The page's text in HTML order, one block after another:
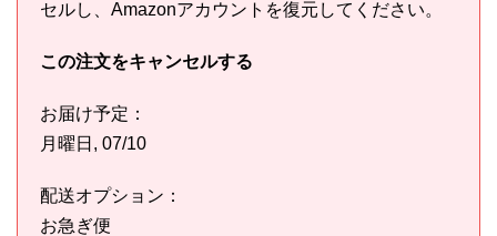
セルし、Amazonアカウントを復元してください。
この注文をキャンセルする
お届け予定：
月曜日, 07/10
配送オプション：
お急ぎ便